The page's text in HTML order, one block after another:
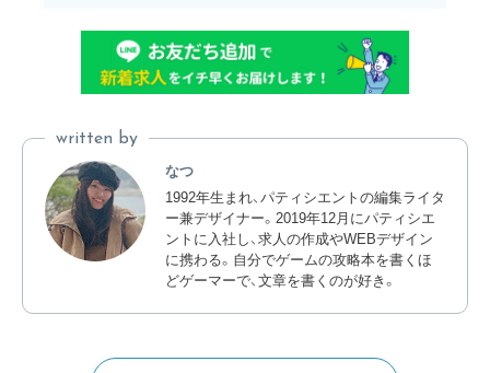
written by
なつ
1992年生まれ、パティシエントの編集ライタ
ー兼デザイナー。2019年12月にパティシエ
ントに入社し、求人の作成やWEBデザイン
に携わる。自分でゲームの攻略本を書くほ
どゲーマーで、文章を書くのが好き。